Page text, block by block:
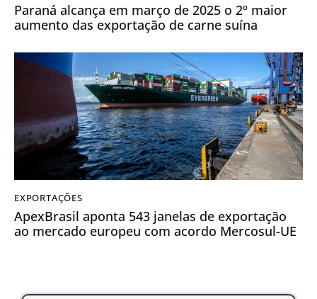
Paraná alcança em março de 2025 o 2º maior
aumento das exportação de carne suína
EXPORTAÇÕES
ApexBrasil aponta 543 janelas de exportação
ao mercado europeu com acordo Mercosul-UE